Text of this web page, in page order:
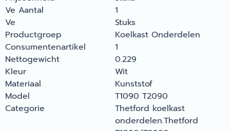
Ve Aantal
1
Ve
Stuks
Productgroep
Koelkast Onderdelen
Consumentenartikel
1
Nettogewicht
0.229
Kleur
Wit
Materiaal
Kunststof
Model
T1090 T2090
Categorie
Thetford koelkast
onderdelen.Thetford